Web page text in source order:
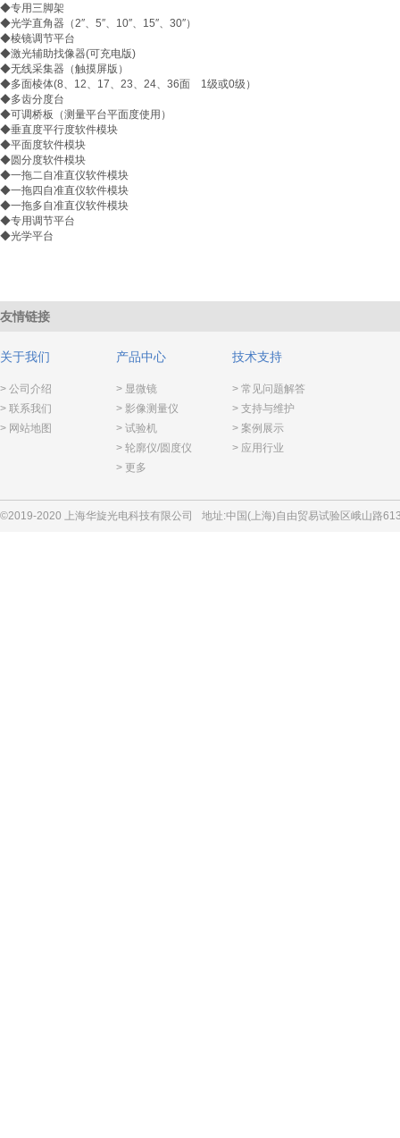
◆专用三脚架
◆光学直角器（2″、5″、10″、15″、30″）
◆棱镜调节平台
◆激光辅助找像器(可充电版)
◆无线采集器（触摸屏版）
◆多面棱体(8、12、17、23、24、36面 1级或0级）
◆多齿分度台
◆可调桥板（测量平台平面度使用）
◆垂直度平行度软件模块
◆平面度软件模块
◆圆分度软件模块
◆一拖二自准直仪软件模块
◆一拖四自准直仪软件模块
◆一拖多自准直仪软件模块
◆专用调节平台
◆光学平台
友情链接
关于我们
> 公司介绍
> 联系我们
> 网站地图
产品中心
> 显微镜
> 影像测量仪
> 试验机
> 轮廓仪/圆度仪
> 更多
技术支持
> 常见问题解答
> 支持与维护
> 案例展示
> 应用行业
©2019-2020 上海华旋光电科技有限公司 地址:中国(上海)自由贸易试验区峨山路